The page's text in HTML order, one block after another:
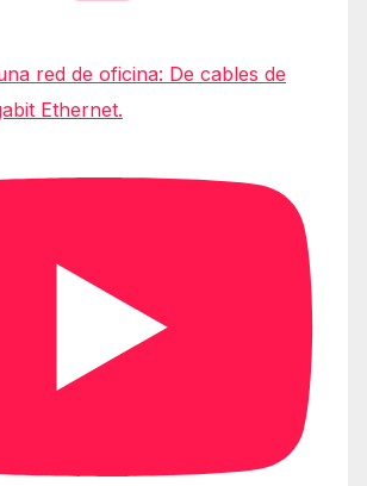
red de oficina: De cables de
Ethernet.